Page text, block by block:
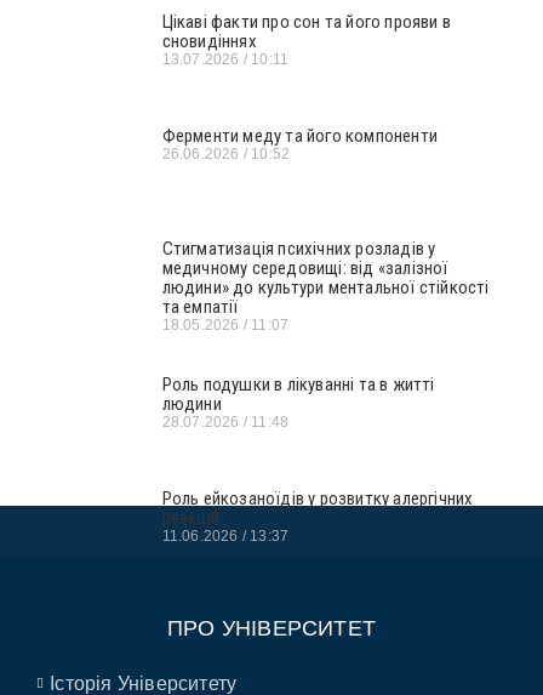
Цікаві факти про сон та його прояви в
сновидіннях
13.07.2026 10:11
Ферменти меду та його компоненти
26.06.2026 10:52
Стигматизація психічних розладів у
медичному середовищі: від «залізної
людини» до культури ментальної стійкості
та емпатії
18.05.2026 11:07
Роль подушки в лікуванні та в житті
людини
28.07.2026 11:48
Роль ейкозаноїдів у розвитку алергічних
реакцій
11.06.2026 13:37
ПРО УНІВЕРСИТЕТ
Історія Університету